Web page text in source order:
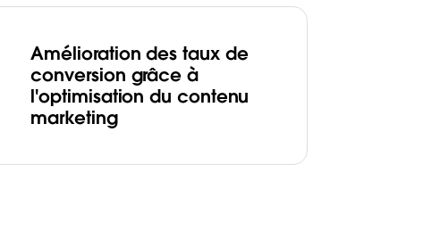
Amélioration des taux de
conversion grâce à
l'optimisation du contenu
marketing